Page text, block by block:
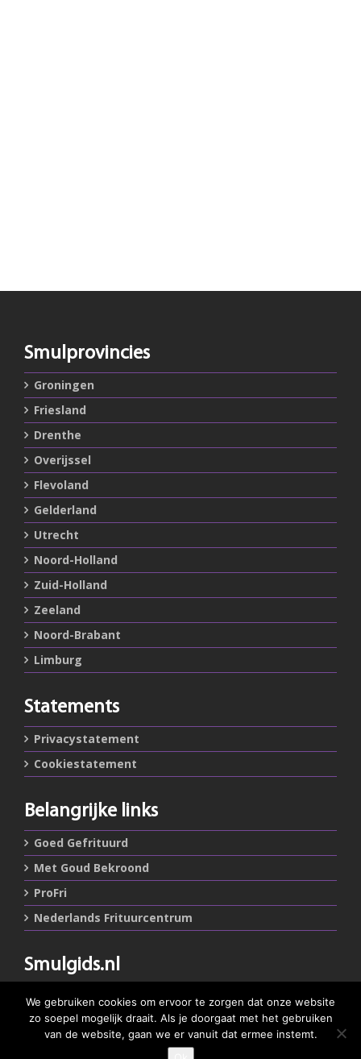
Smulprovincies
Groningen
Friesland
Drenthe
Overijssel
Flevoland
Gelderland
Utrecht
Noord-Holland
Zuid-Holland
Zeeland
Noord-Brabant
Limburg
Statements
Privacystatement
Cookiestatement
Belangrijke links
Goed Gefrituurd
Met Goud Bekroond
ProFri
Nederlands Frituurcentrum
Smulgids.nl
Blaarthemseweg 72
5502 JW Veldhoven
We gebruiken cookies om ervoor te zorgen dat onze website
zo soepel mogelijk draait. Als je doorgaat met het gebruiken
van de website, gaan we er vanuit dat ermee instemt.